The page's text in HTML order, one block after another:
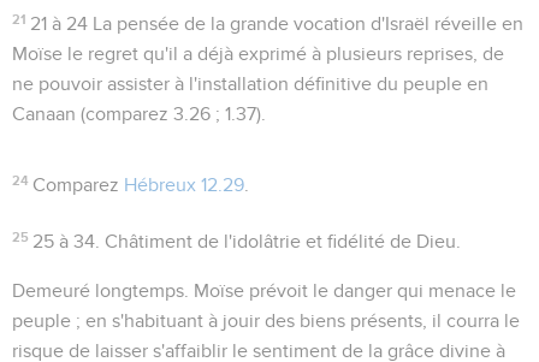
21 21 à 24 La pensée de la grande vocation d'Israël réveille en
Moïse le regret qu'il a déjà exprimé à plusieurs reprises, de
ne pouvoir assister à l'installation définitive du peuple en
Canaan (comparez 3.26 ; 1.37).
24 Comparez Hébreux 12.29
25 25 à 34 . Châtiment de l'idolâtrie et fidélité de Dieu.
Demeuré longtemps . Moïse prévoit le danger qui menace le
peuple ; en s'habituant à jouir des biens présents, il courra le
risque de laisser s'affaiblir le sentiment de la grâce divine à